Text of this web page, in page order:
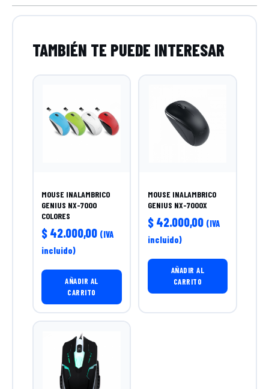
MOUSE INALAMBRICO
GENIUS NX-7000
COLORES
$ 42.000,00 (IVA
incluido)
AÑADIR AL
CARRITO
MOUSE INALAMBRICO
GENIUS NX-7000X
$42.000,00 (IVA
incluido)
AÑADIR AL
CARRITO